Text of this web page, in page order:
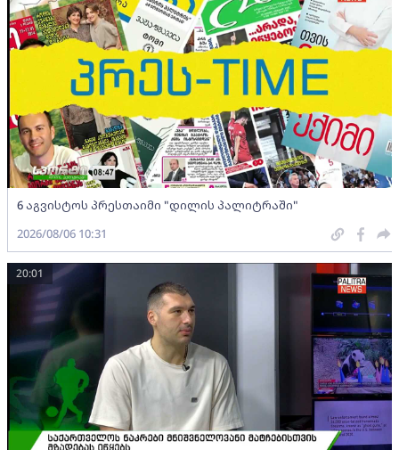
6 აგვისტოს პრესთაიმი "დილის პალიტრაში"
2026/08/06 10:31
20:01